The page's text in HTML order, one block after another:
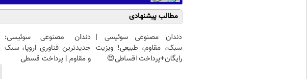
مطالب پیشنهادی
دندان مصنوعی سوئیسی |
سبک، مقاوم، طبیعی! ویزیت
رایگان+پرداخت اقساطی😍
دندان مصنوعی سوئیسی:
جدیدترین فناوری اروپا، سبک
و مقاوم | پرداخت قسطی